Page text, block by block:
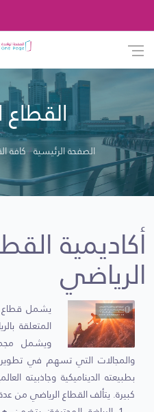
الصفحة الرئيسية كافة
أكاديمية
الرياضي
يشمل قطاع
المتعلقة
ويشمل
والمجالات التي تسهم في تطوير
بطبيعته الديناميكية وجاذبيته
كبيرة. يتألف القطاع الرياضي من